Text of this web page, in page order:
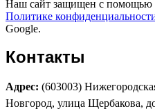
Наш сайт защищен с помощью
Политике
Google.
Контакты
Адрес: (603003)
Новгород, улица Щербакова,